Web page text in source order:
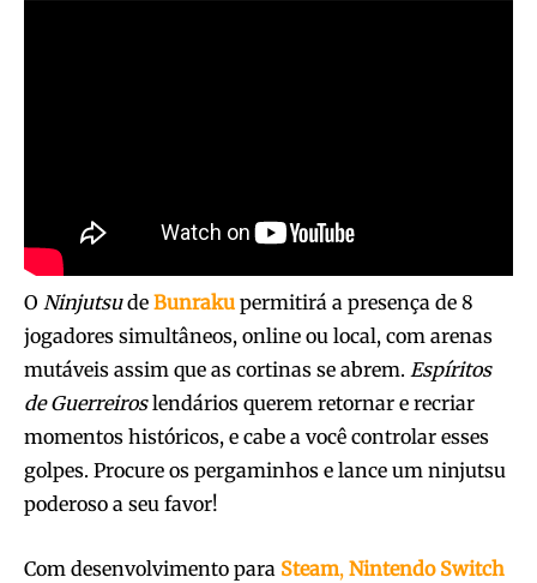
O Ninjutsude Bunraku permitirá a presença de 8
jogadores simultâneos, online ou local, com arenas
mutáveis assim que as cortinas se abrem. Espíritos
de Guerreiroslendários querem retornar e recriar
momentos históricos, e cabe a você controlar esses
golpes. Procure os pergaminhos e lance um ninjutsu
poderoso a seu favor!
Com desenvolvimento para Steam, Nintendo Switch